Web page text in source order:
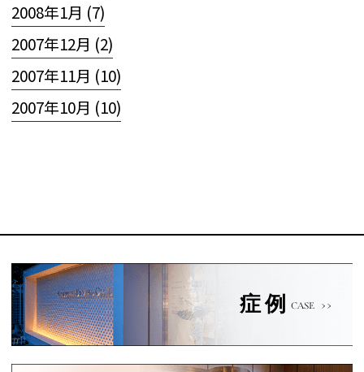
2008年1月 (7)
2007年12月 (2)
2007年11月 (10)
2007年10月 (10)
症例 CASE